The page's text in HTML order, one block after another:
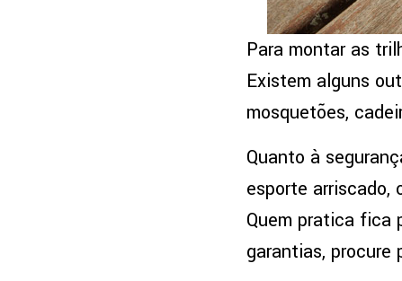
Para montar as
Existem alguns
mosquetões,
Quanto à
esporte arriscado,
Quem pratica fica
garantias, procure